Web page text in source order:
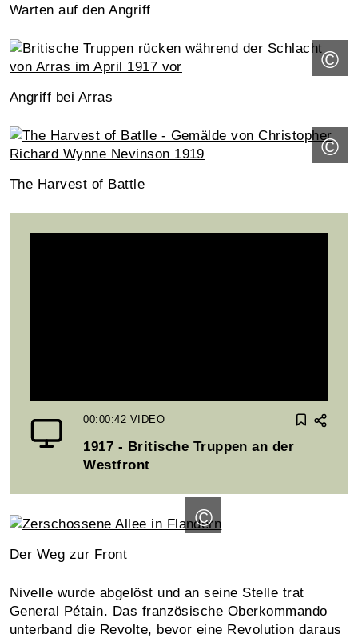
Warten auf den Angriff
©
Angriff bei Arras
©
The Harvest of Battle
00:00:42 VIDEO
1917 - Britische Truppen an der
Westfront
©
Der Weg zur Front
Nivelle wurde abgelöst und an seine Stelle trat
General Pétain. Das französische Oberkommando
unterband die Revolte, bevor eine Revolution daraus